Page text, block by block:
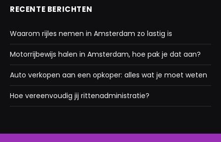
RECENTE BERICHTEN
Waarom rijles nemen in Amsterdam zo lastig is
Motorrijbewijs halen in Amsterdam, hoe pak je dat aan?
Auto verkopen aan een opkoper: alles wat je moet weten
Hoe vereenvoudig jij rittenadministratie?